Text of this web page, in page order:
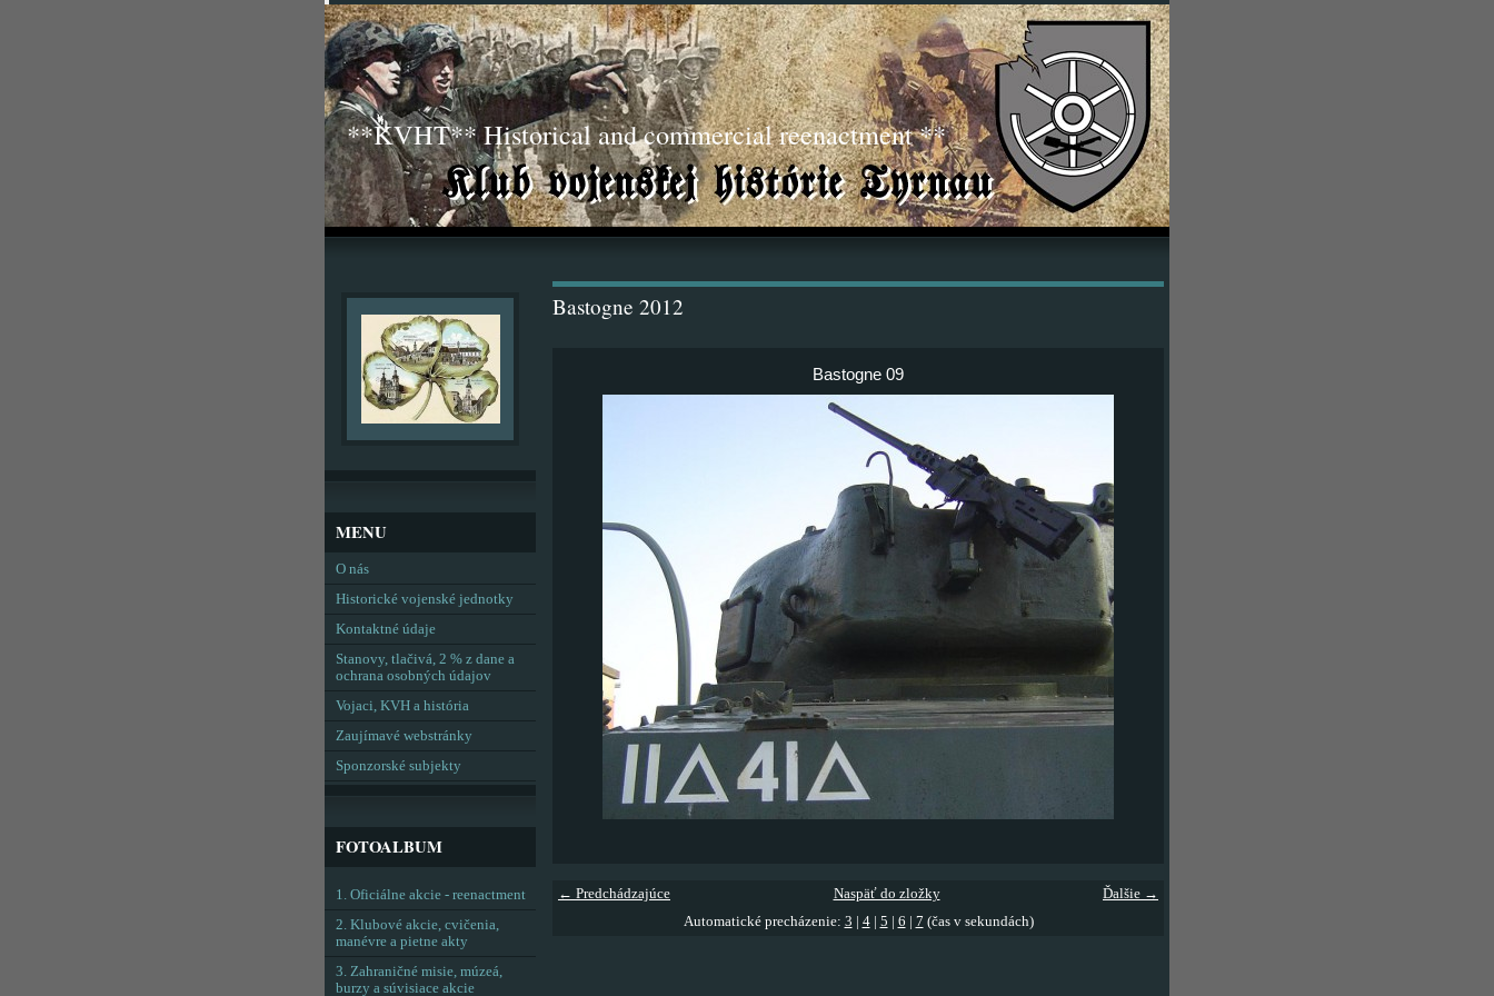
**KVHT** Historical and commercial reenactment **
Bastogne 2012
Bastogne 09
← Predchádzajúce Ďalšie →
Naspäť do zložky
Automatické precházenie: 3 4| 5 6 7 (čas v sekundách)
MENU
O nás
Historické vojenské jednotky
Kontaktné údaje
Stanovy, tlačivá, 2 % z dane a
ochrana osobných údajov
Vojaci, KVH a história
Zaujímavé webstránky
Sponzorské subjekty
FOTOALBUM
1. Oficiálne akcie - reenactment
2. Klubové akcie, cvičenia,
manévre a pietne akty
3. Zahraničné misie, múzeá,
burzy a súvisiace akcie